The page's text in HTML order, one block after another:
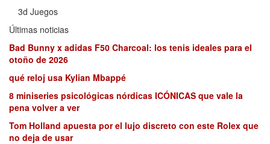
3d Juegos
Últimas noticias
Bad Bunny x adidas F50 Charcoal: los tenis ideales para el
otoño de 2026
qué reloj usa Kylian Mbappé
8 miniseries psicológicas nórdicas ICÓNICAS que vale la
pena volver a ver
Tom Holland apuesta por el lujo discreto con este Rolex que
no deja de usar